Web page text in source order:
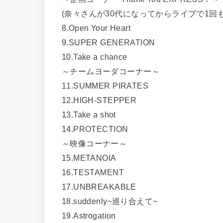
(奈々さんが30代になってからライブで1回
8.Open Your Heart
9.SUPER GENERATION
10.Take a chance
～チームヨーダコーナー～
11.SUMMER PIRATES
12.HIGH-STEPPER
13.Take a shot
14.PROTECTION
～映像コーナー～
15.METANOIA
16.TESTAMENT
17.UNBREAKABLE
18.suddenly~巡り合えて~
19.Astrogation